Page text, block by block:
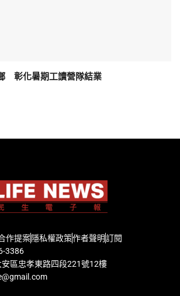
彰化暑期工讀營隊結業
作提案隱私權政策作者聲明訂閱
3386
區忠孝東路四段221號12樓